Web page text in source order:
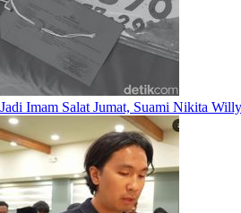
Jadi Imam Salat Jumat, Suami Nikita